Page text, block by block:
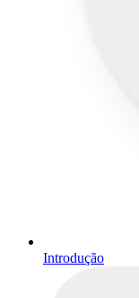
Introdução